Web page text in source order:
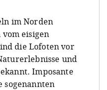
im Norden
eisigen
die Lofoten vor
und
Imposante
sogenannten